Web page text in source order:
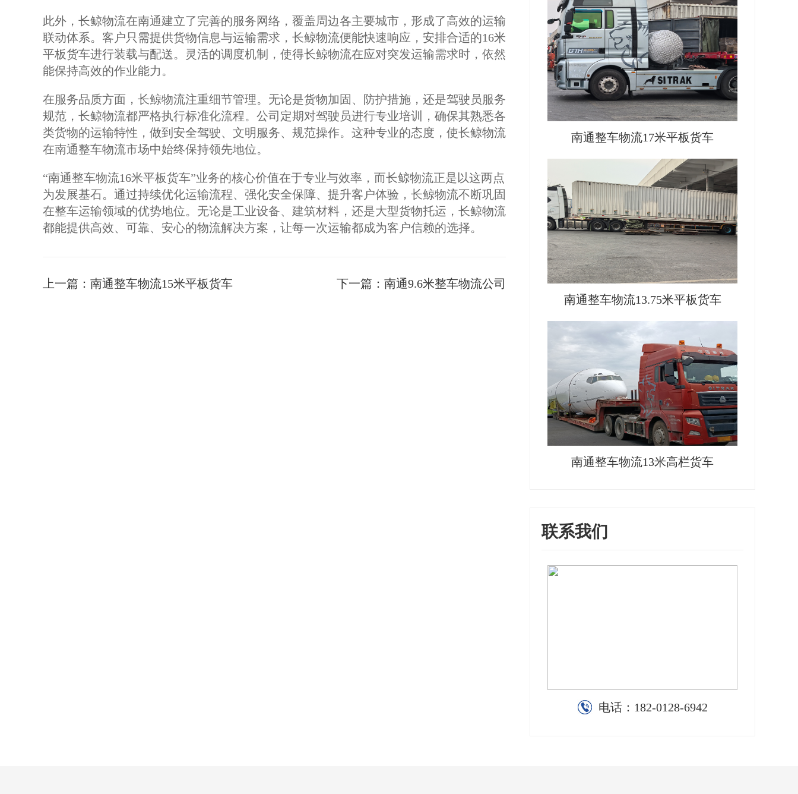
此外，长鲸物流在南通建立了完善的服务网络，覆盖周边各主要城市，形成了高效的运输
联动体系。客户只需提供货物信息与运输需求，长鲸物流便能快速响应，安排合适的16米
平板货车进行装载与配送。灵活的调度机制，使得长鲸物流在应对突发运输需求时，依然
能保持高效的作业能力。
在服务品质方面，长鲸物流注重细节管理。无论是货物加固、防护措施，还是驾驶员服务
规范，长鲸物流都严格执行标准化流程。公司定期对驾驶员进行专业培训，确保其熟悉各
类货物的运输特性，做到安全驾驶、文明服务、规范操作。这种专业的态度，使长鲸物流
在南通整车物流市场中始终保持领先地位。
“南通整车物流16米平板货车”业务的核心价值在于专业与效率，而长鲸物流正是以这两点
为发展基石。通过持续优化运输流程、强化安全保障、提升客户体验，长鲸物流不断巩固
在整车运输领域的优势地位。无论是工业设备、建筑材料，还是大型货物托运，长鲸物流
都能提供高效、可靠、安心的物流解决方案，让每一次运输都成为客户信赖的选择。
上一篇： 南通整车物流15米平板货车 下一篇： 南通9.6米整车物流公司
南通整车物流17米平板货车
南通整车物流13.75米平板货车
南通整车物流13米高栏货车
联系我们
电话： 182-0128-6942